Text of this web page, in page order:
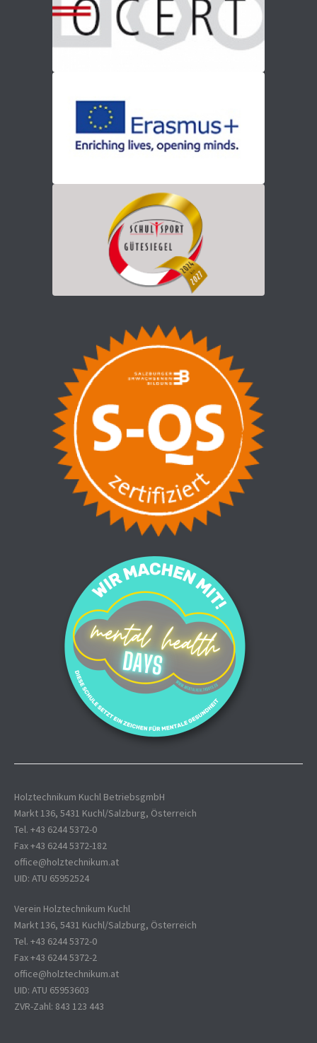
Holztechnikum Kuchl BetriebsgmbH
Markt 136, 5431 Kuchl/Salzburg, Österreich
Tel. +43 6244 5372-0
Fax +43 6244 5372-182
office@holztechnikum.at
UID: ATU 65952524
Verein Holztechnikum Kuchl
Markt 136, 5431 Kuchl/Salzburg, Österreich
Tel. +43 6244 5372-0
Fax +43 6244 5372-2
office@holztechnikum.at
UID: ATU 65953603
ZVR-Zahl: 843 123 443